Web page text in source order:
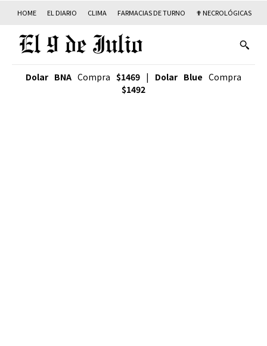
HOME EL DIARIO CLIMA FARMACIAS DE TURNO ✟ NECROLÓGICAS
Dolar BNA Compra $1469 | Dolar Blue Compra
$1492